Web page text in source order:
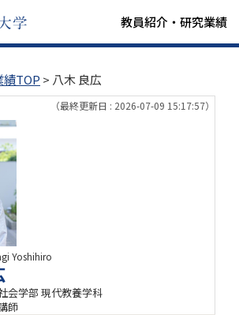
教員紹介・研究業績
績TOP > 八木 良広
（最終更新日 : 2026-07-09 15:17:57）
Yoshihiro
会学部 現代教養学科
師